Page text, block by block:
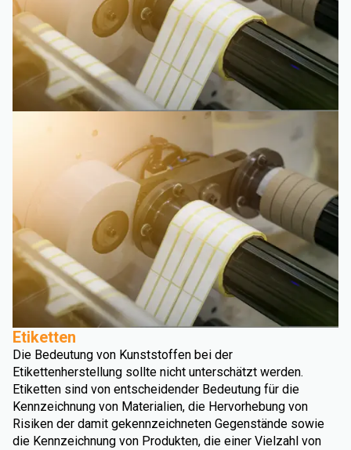
Etiketten
Die Bedeutung von Kunststoffen bei der
Etikettenherstellung sollte nicht unterschätzt werden.
Etiketten sind von entscheidender Bedeutung für die
Kennzeichnung von Materialien, die Hervorhebung von
Risiken der damit gekennzeichneten Gegenstände sowie
die Kennzeichnung von Produkten, die einer Vielzahl von